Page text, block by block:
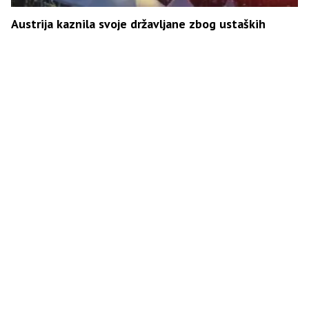
Austrija kaznila svoje državljane zbog ustaških